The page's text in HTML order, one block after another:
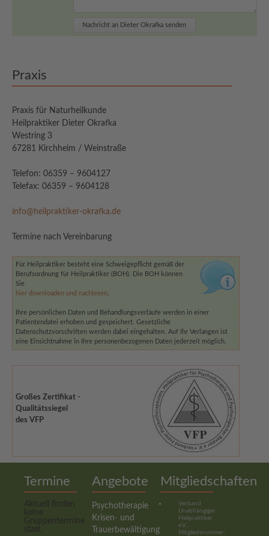
Praxis
Praxis für Naturheilkunde
Heilpraktiker Dieter Okrafka
Westring 3
67281 Kirchheim / Weinstraße
Telefon: 06359 – 9604127
Telefax: 06359 – 9604128
info@heilpraktiker-okrafka.de
Termine nach Vereinbarung
Für Heilpraktiker besteht eine Schweigepflicht gemäß der
Berufsordnung für Heilpraktiker (BOH). Die BOH können
Sie
hier downloaden und nachlesen
Ihre persönlichen Daten und Behandlungsverläufe werden in einer
Patientendatei erhoben und gespeichert. Gesetzliche
Datenschutzvorschriften werden dabei eingehalten. Auf Ihr Verlangen ist
eine Einsichtnahme in Ihre personenbezogenen Daten jederzeit möglich.
Großes Zertifikat -
Qualitätssiegel
des VFP
Termine
Aktuell finden
keine
Gruppentermine
statt.
Angebote
Psychotherapie
Krisen- und
Trauerbewältigung
Mitgliedschaften
Verband
Unabhängiger
Heilpraktiker
e.V.,
Mitgliedsnummer: